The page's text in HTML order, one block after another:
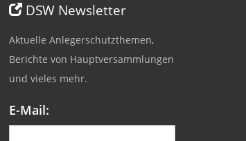
DSW Newsletter
Aktuelle Anlegerschutzthemen,
Berichte von Hauptversammlungen
und vieles mehr.
E-Mail: